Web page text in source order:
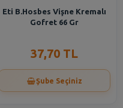
Eti B.Hosbes Vişne Kremalı
Gofret 66 Gr
37,70 TL
Şube Seçiniz